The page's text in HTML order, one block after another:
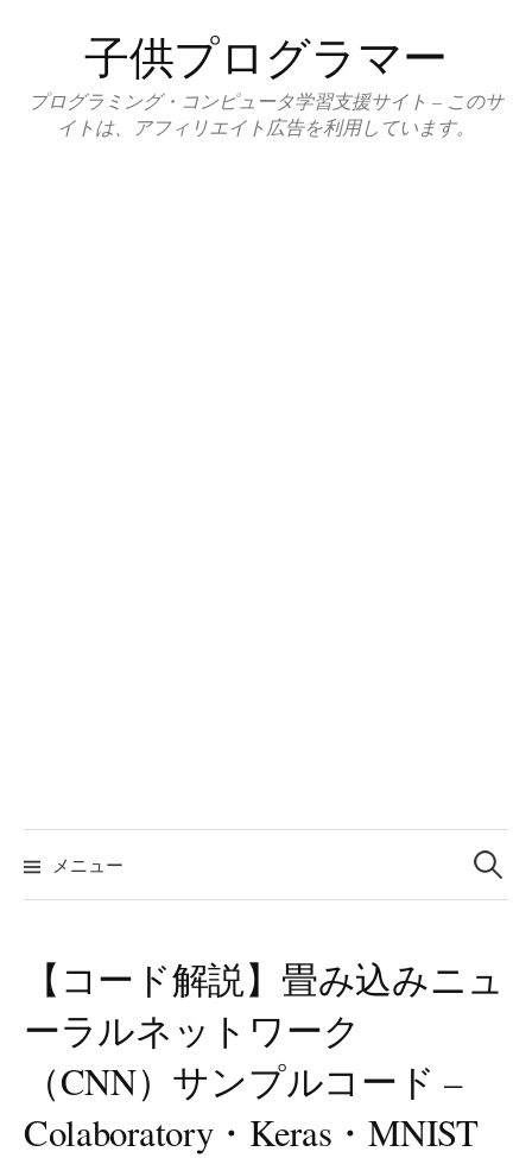
ン
子供プログラマー
プログラミング・コンピュータ学習支援サイト – このサ
イトは、アフィリエイト広告を利用しています。
メニュー
検
索:
【コード解説】畳み込みニュ
ーラルネットワーク
（CNN）サンプルコード –
Colaboratory・Keras・MNIST